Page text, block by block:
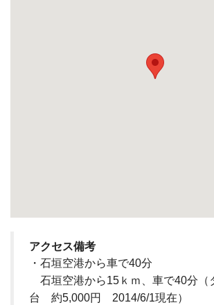
アクセス備考
・石垣空港から車で40分
石垣空港から15ｋｍ、車で40分（
台 約5,000円 2014/6/1現在）